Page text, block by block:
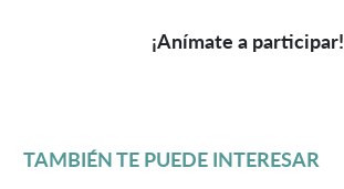
¡Anímate a participar!
TAMBIÉN TE PUEDE INTERESAR